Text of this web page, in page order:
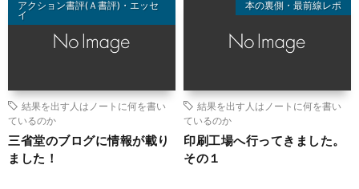
アクション書評(Ａ書評)・エッセ
イ
結果を出す人はノートに何を書い
ているのか
三省堂のブログに情報が載り
ました！
本の裏側・最前線レポ
結果を出す人はノートに何を書い
ているのか
印刷工場へ行ってきました。
その１